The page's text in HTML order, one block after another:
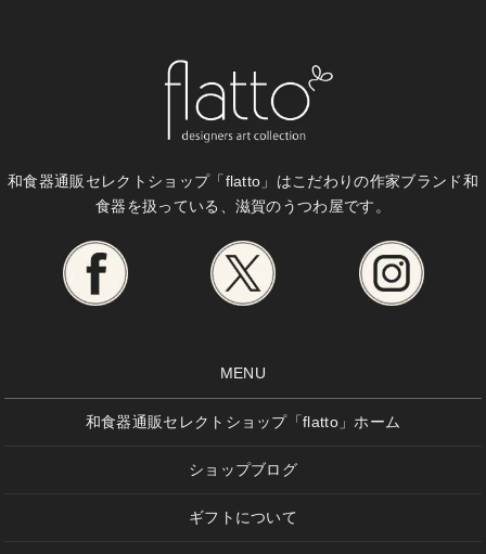
和食器通販セレクトショップ「flatto」はこだわりの作家ブランド和
食器を扱っている、滋賀のうつわ屋です。
MENU
和食器通販セレクトショップ「flatto」ホーム
ショップブログ
ギフトについて